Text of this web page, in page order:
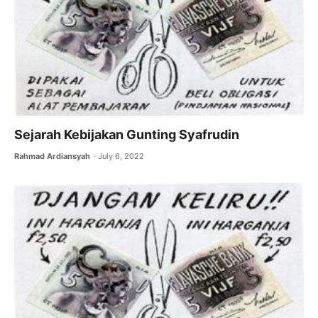
Sejarah Kebijakan Gunting Syafrudin
Rahmad Ardiansyah July 6, 2022